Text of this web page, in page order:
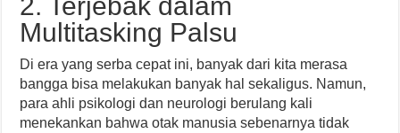
Multitasking Palsu
Di era yang serba cepat ini, banyak dari kita merasa
bangga bisa melakukan banyak hal sekaligus. Namun,
para ahli psikologi dan neurologi berulang kali
menekankan bahwa otak manusia sebenarnya tidak